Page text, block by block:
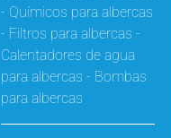
- Químicos para albercas
- Filtros para albercas -
Calentadores de agua
para albercas - Bombas
para albercas